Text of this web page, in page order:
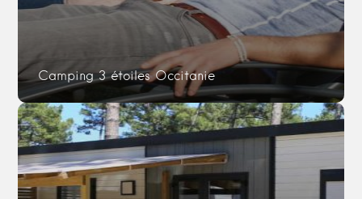
Camping 3 étoiles Occitanie